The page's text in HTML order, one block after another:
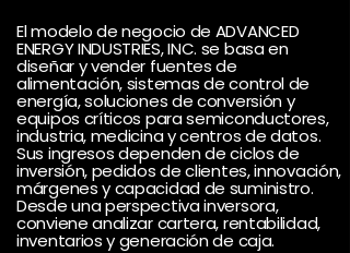
El modelo de negocio de ADVANCED
ENERGY INDUSTRIES, INC. se basa en
diseñar y vender fuentes de
alimentación, sistemas de control de
energía, soluciones de conversión y
equipos críticos para semiconductores,
industria, medicina y centros de datos.
Sus ingresos dependen de ciclos de
inversión, pedidos de clientes, innovación,
márgenes y capacidad de suministro.
Desde una perspectiva inversora,
conviene analizar cartera, rentabilidad,
inventarios y generación de caja.